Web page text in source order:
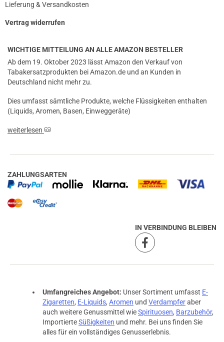
Lieferung & Versandkosten
Vertrag widerrufen
WICHTIGE MITTEILUNG AN ALLE AMAZON BESTELLER
Ab dem 19. Oktober 2023 lässt Amazon den Verkauf von
Tabakersatzprodukten bei Amazon.de und an Kunden in
Deutschland nicht mehr zu.
Dies umfasst sämtliche Produkte, welche Flüssigkeiten enthalten
(Liquids, Aromen, Basen, Einweggeräte)
weiterlesen
ZAHLUNGSARTEN
IN VERBINDUNG BLEIBEN
Umfangreiches Angebot: Unser Sortiment umfasst E-
Zigaretten, E-Liquids, Aromen und Verdampferaber
auch weitere Genussmittel wieSpirituosen, Barzubehör,
ImportierteSüßigkeiten und mehr. Bei uns finden Sie
alles für ein vollständiges Genusserlebnis.